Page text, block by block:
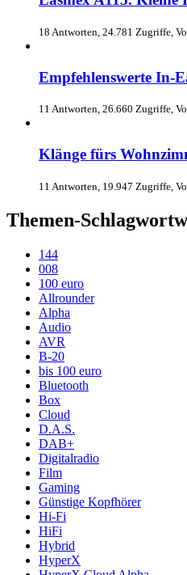
18 Antworten, 24.781 Zugriffe,
Empfehlenswerte In-
11 Antworten, 26.660 Zugriffe,
Klänge fürs
11 Antworten, 19.947 Zugriffe,
Themen-
144
008
100 euro
Allrounder
Alpha
Audio
AVR
B-20
bis 100 euro
Bluetooth
Box
Cloud
D.A.S.
DAB+
Digitalradio
Film
Gaming
Günstige Kopfhörer
Hi-Fi
HiFi
Hybrid
HyperX